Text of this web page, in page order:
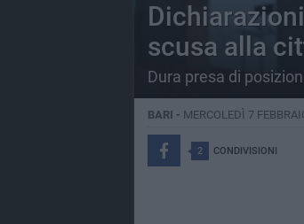
scusa alla
Dura presa di
BARI - MERCOLEDÌ 7
2 CONDIVISIONI